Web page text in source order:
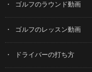
ゴルフのラウンド動画
ゴルフのレッスン動画
ドライバーの打ち方